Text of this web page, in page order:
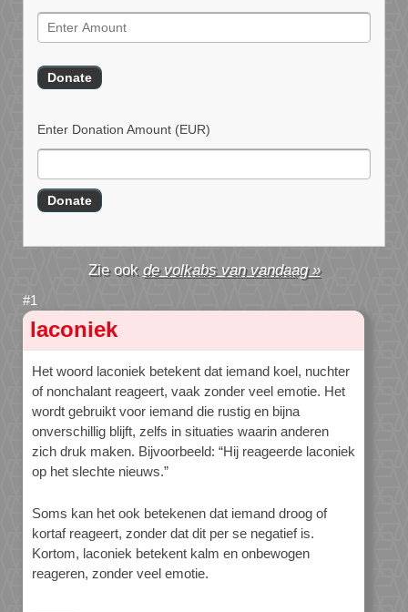
Enter Donation Amount (EUR)
de volkabs van vandaag »
laconiek
Het woord laconiek betekent dat iemand koel, nuchter
of nonchalant reageert, vaak zonder veel emotie. Het
wordt gebruikt voor iemand die rustig en bijna
onverschillig blijft, zelfs in situaties waarin anderen
zich druk maken. Bijvoorbeeld: “Hij reageerde laconiek
op het slechte nieuws.”
Soms kan het ook betekenen dat iemand droog of
kortaf reageert, zonder dat dit per se negatief is.
Kortom, laconiek betekent kalm en onbewogen
reageren, zonder veel emotie.